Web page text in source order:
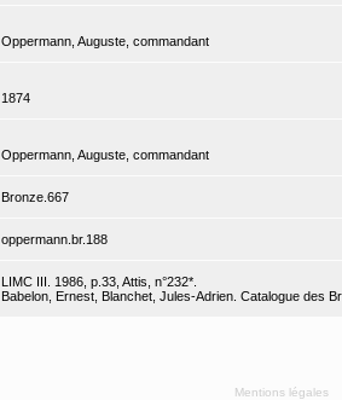
Oppermann, Auguste, commandant
1874
Oppermann, Auguste, commandant
Bronze.667
oppermann.br.188
LIMC III. 1986, p.33, Attis, n°232*.
Babelon, Ernest, Blanchet, Jules-Adrien. Catalogue des
Mentions légales